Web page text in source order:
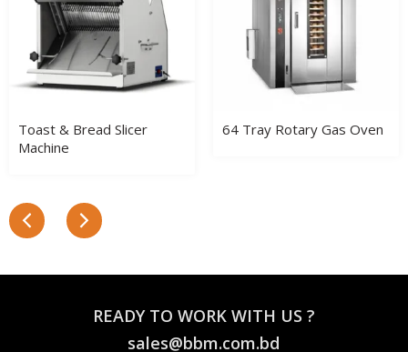
Toast & Bread Slicer
Machine
64 Tray Rotary Gas Oven
READY TO WORK WITH US ?
sales@bbm.com.bd